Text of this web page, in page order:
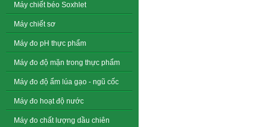
Máy chiết béo Soxhlet
Máy chiết sơ
Máy đo pH thực phẩm
Máy đo độ mặn trong thực phẩm
Máy đo độ ẩm lúa gạo - ngũ cốc
Máy đo hoạt độ nước
Máy đo chất lượng dầu chiên